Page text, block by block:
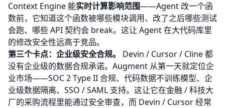
Context Engine 能实时计算影响范围——Agent 改一个函
数前，它知道这个函数被哪些模块调用、改了之后哪些测试
会跑、哪些 API 契约会 break。这让 Agent 在大代码库里
的修改安全性远高于竞品。
第三个卡点：企业级安全合规。
Devin / Cursor / Cline 都
没有企业级的数据合规承诺。Augment 从第一天就定位企
业市场——SOC 2 Type II 合规、代码数据不训练模型、企
业级数据隔离、SSO / SAML 支持。这让它在金融 / 科技大
厂的采购流程里能通过安全审查，而 Devin / Cursor 经常